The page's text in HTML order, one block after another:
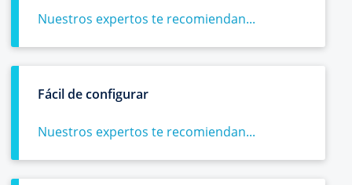
Nuestros expertos te recomiendan...
Fácil de configurar
Nuestros expertos te recomiendan...